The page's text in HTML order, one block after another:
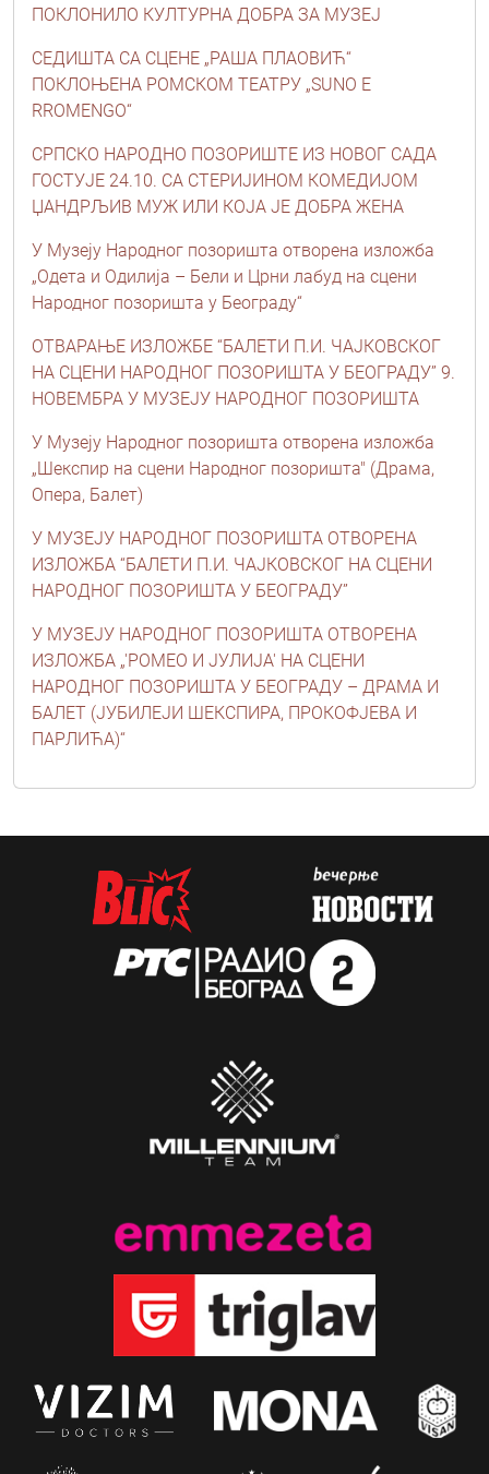
ПОКЛОНИЛО КУЛТУРНА ДОБРА ЗА МУЗЕЈ
СЕДИШТА СА СЦЕНЕ „РАША ПЛАОВИЋ“
ПОКЛОЊЕНА РОМСКОМ ТЕАТРУ „SUNO E
RROMENGO“
СРПСКО НАРОДНО ПОЗОРИШТЕ ИЗ НОВОГ САДА
ГОСТУЈЕ 24.10. СА СТЕРИЈИНОМ КОМЕДИЈОМ
ЏАНДРЉИВ МУЖ ИЛИ КОЈА ЈЕ ДОБРА ЖЕНА
У Музеју Народног позоришта отворена изложба
„Одета и Одилија – Бели и Црни лабуд на сцени
Народног позоришта у Београду“
ОТВАРАЊЕ ИЗЛОЖБЕ “БАЛЕТИ П.И. ЧАЈКОВСКОГ
НА СЦЕНИ НАРОДНОГ ПОЗОРИШТА У БЕОГРАДУ” 9.
НОВЕМБРА У МУЗЕЈУ НАРОДНОГ ПОЗОРИШТА
У Музеју Народног позоришта отворена изложба
„Шекспир на сцени Народног позоришта" (Драма,
Опера, Балет)
У МУЗЕЈУ НАРОДНОГ ПОЗОРИШТА ОТВОРЕНА
ИЗЛОЖБА “БАЛЕТИ П.И. ЧАЈКОВСКОГ НА СЦЕНИ
НАРОДНОГ ПОЗОРИШТА У БЕОГРАДУ”
У МУЗЕЈУ НАРОДНОГ ПОЗОРИШТА ОТВОРЕНА
ИЗЛОЖБА „'РОМЕО И ЈУЛИЈА' НА СЦЕНИ
НАРОДНОГ ПОЗОРИШТА У БЕОГРАДУ – ДРАМА И
БАЛЕТ (ЈУБИЛЕЈИ ШЕКСПИРА, ПРОКОФЈЕВА И
ПАРЛИЋА)“